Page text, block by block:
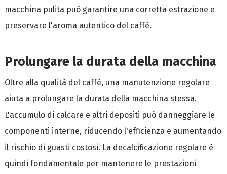
macchina pulita può garantire una corretta estrazione e
preservare l'aroma autentico del caffè.
Prolungare la durata della macchina
Oltre alla qualità del caffè, una manutenzione regolare
aiuta a prolungare la durata della macchina stessa.
L'accumulo di calcare e altri depositi può danneggiare le
componenti interne, riducendo l'efficienza e aumentando
il rischio di guasti costosi. La decalcificazione regolare è
quindi fondamentale per mantenere le prestazioni